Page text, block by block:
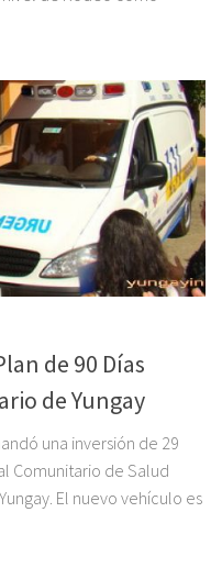
de 90 Días
de Yungay
una inversión de 29
Comunitario de Salud
El nuevo vehículo es